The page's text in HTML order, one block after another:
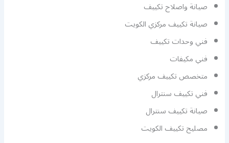
صيانة واصلاح تكييف
صيانة تكييف مركزي الكويت
فني وحدات تكييف
فني مكيفات
متخصص تكييف مركزي
فني تكييف سنترال
صيانة تكييف سنترال
مصليح تكييف الكويت